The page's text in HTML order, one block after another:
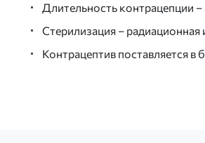
Длительность контрацепции –
Стерилизация – радиационная
Контрацептив поставляется